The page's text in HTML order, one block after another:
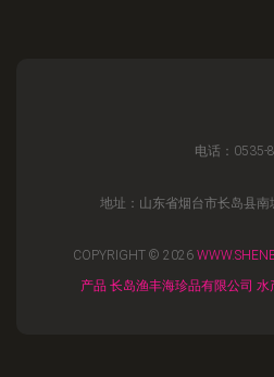
电话：0535-
地址：山东省烟台市长岛县南
COPYRIGHT © 2026
产品 长岛渔丰海珍品有限公司 水